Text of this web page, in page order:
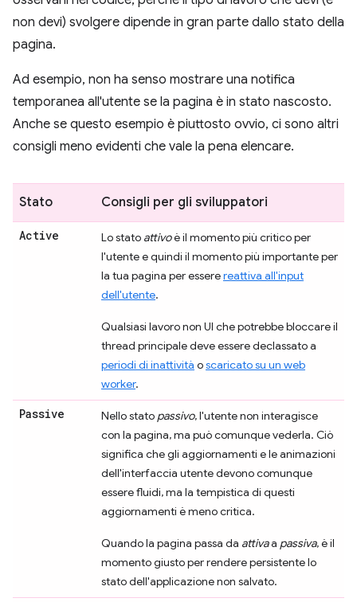
non devi) svolgere dipende in gran parte dallo stato della
pagina.
Ad esempio, non ha senso mostrare una notifica
temporanea all'utente se la pagina è in stato nascosto.
Anche se questo esempio è piuttosto ovvio, ci sono altri
consigli meno evidenti che vale la pena elencare.
Stato Consigli per gli sviluppatori
Active Lo stato attivoè il momento più critico per
l'utente e quindi il momento più importante per
la tua pagina per esserereattiva all'input
dell'utente.
Qualsiasi lavoro non UI che potrebbe bloccare il
thread principale deve essere declassato a
periodi di inattività oscaricato su un web
worker.
Passive Nello stato passivo, l'utente non interagisce
con la pagina, ma può comunque vederla. Ciò
significa che gli aggiornamenti e le animazioni
dell'interfaccia utente devono comunque
essere fluidi, ma la tempistica di questi
aggiornamenti è meno critica.
Quando la pagina passa da attivaa passiva, è il
momento giusto per rendere persistente lo
stato dell'applicazione non salvato.